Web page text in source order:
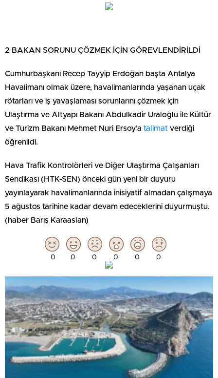
2 BAKAN SORUNU ÇÖZMEK İÇİN GÖREVLENDİRİLDİ
Cumhurbaşkanı Recep Tayyip Erdoğan başta Antalya
Havalimanı olmak üzere, havalimanlarında yaşanan uçak
rötarları ve iş yavaşlaması sorunlarını çözmek için
Ulaştırma ve Altyapı Bakanı Abdulkadir Uraloğlu ile Kültür
ve Turizm Bakanı Mehmet Nuri Ersoy’a talimat verdiği
öğrenildi.
Hava Trafik Kontrolörleri ve Diğer Ulaştırma Çalışanları
Sendikası (HTK-SEN) önceki gün yeni bir duyuru
yayınlayarak havalimanlarında inisiyatif almadan çalışmaya
5 ağustos tarihine kadar devam edeceklerini duyurmuştu.
(haber Barış Karaaslan)
0 0 0 0 0 0